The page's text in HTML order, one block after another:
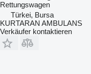
Rettungswagen
Türkei, Bursa
KURTARAN AMBULANS
Verkäufer kontaktieren